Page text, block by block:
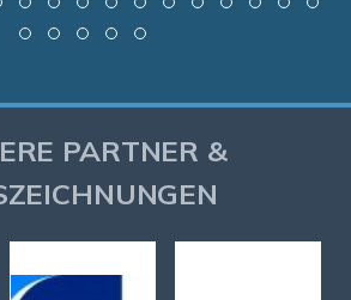
PARTNER &